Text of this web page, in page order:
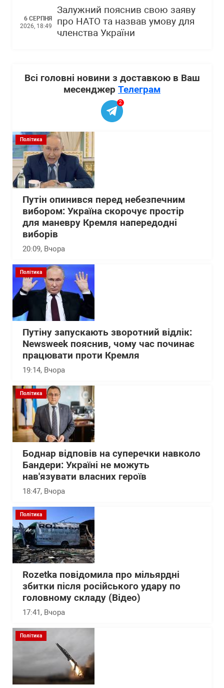
6 СЕРПНЯ
2026, 18:49
Залужний пояснив свою заяву
про НАТО та назвав умову для
членства України
Всі головні новини з доставкою в Ваш
месенджер Телеграм
2
Політика
Путін опинився перед небезпечним
вибором: Україна скорочує простір
для маневру Кремля напередодні
виборів
20:09, Вчора
Політика
Путіну запускають зворотний відлік:
Newsweek пояснив, чому час починає
працювати проти Кремля
19:14, Вчора
Політика
Боднар відповів на суперечки навколо
Бандери: Україні не можуть
нав'язувати власних героїв
18:47, Вчора
Політика
Rozetka повідомила про мільярдні
збитки після російського удару по
головному складу (Відео)
17:41, Вчора
Політика